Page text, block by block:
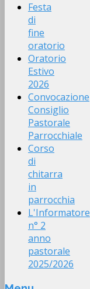
Festa
di
fine
oratorio
Oratorio
Estivo
2026
Convocazione
Consiglio
Pastorale
Parrocchiale
Corso
di
chitarra
in
parrocchia
L'Informatore
n° 2
anno
pastorale
2025/2026